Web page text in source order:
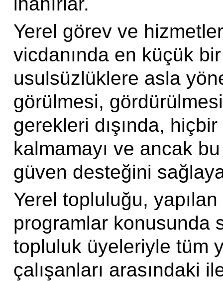
Yerel görev ve
vicdanında en küçük
usulsüzlüklere asla
görülmesi,
gerekleri dışında,
kalmamayı ve ancak
güven desteğini
Yerel topluluğu,
programlar konusunda
topluluk üyeleriyle tüm
çalışanları arasındaki